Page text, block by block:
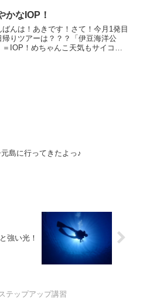
ーーーーー...
かなIOP！
ばんは！あきです！さて！今月1発目
帰りツアーは？？？「伊豆海洋公
＝IOP！めちゃんこ天気もサイコー
島に行ってきたよっ♪
強い光！
ステップアップ講習